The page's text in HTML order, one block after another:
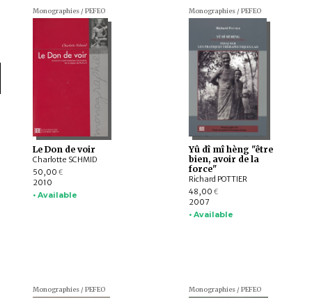
Monographies / PEFEO
Le Don de voir
Charlotte SCHMID
50,00 €
2010
• Available
Monographies / PEFEO
Yû dî mî hèng "être
bien, avoir de la
force"
Richard POTTIER
48,00 €
2007
• Available
Monographies / PEFEO Monographies / PEFEO